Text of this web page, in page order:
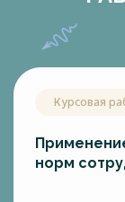
Курсовая
норм